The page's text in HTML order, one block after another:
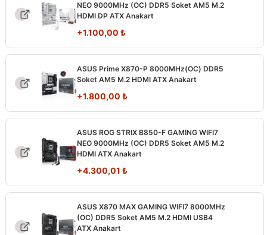
NEO 9000MHz (OC) DDR5 Soket AM5 M.2
HDMI DP ATX Anakart
+1.100,00 ₺
ASUS Prime X870-P 8000MHz(OC) DDR5
Soket AM5 M.2 HDMI ATX Anakart
+1.800,00 ₺
ASUS ROG STRIX B850-F GAMING WIFI7
NEO 9000MHz (OC) DDR5 Soket AM5 M.2
HDMI ATX Anakart
+4.300,01 ₺
ASUS X870 MAX GAMING WIFI7 8000MHz
(OC) DDR5 Soket AM5 M.2 HDMI USB4
ATX Anakart